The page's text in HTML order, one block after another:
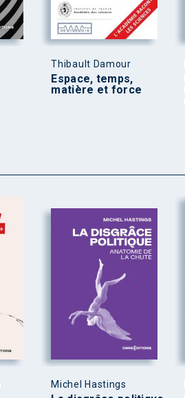
Thibault Damour
Espace, temps,
matière et force
Michel Hastings